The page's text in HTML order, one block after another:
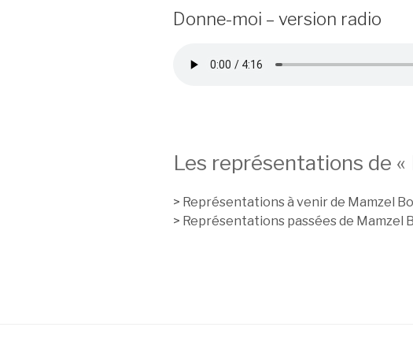
Donne-moi – version radio
Les représentations de
> Représentations à venir de Mamzel
> Représentations passées de Mamzel